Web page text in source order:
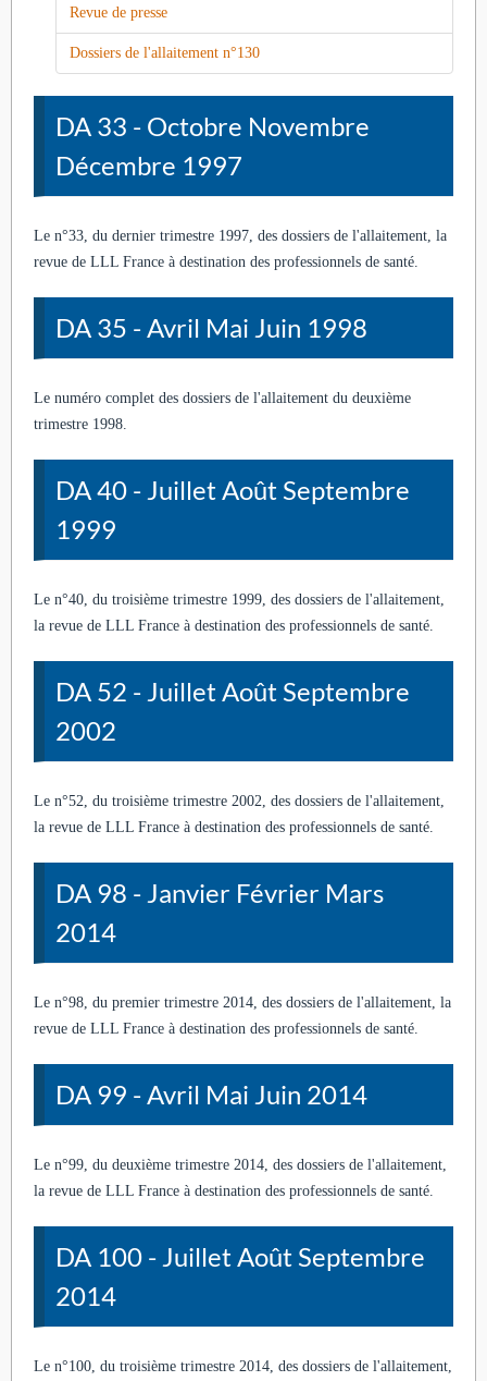
Revue de presse
Dossiers de l'allaitement n°130
DA 33 - Octobre Novembre
Décembre 1997
Le n°33, du dernier trimestre 1997, des dossiers de l'allaitement, la
revue de LLL France à destination des professionnels de santé.
DA 35 - Avril Mai Juin 1998
Le numéro complet des dossiers de l'allaitement du deuxième
trimestre 1998.
DA 40 - Juillet Août Septembre
1999
Le n°40, du troisième trimestre 1999, des dossiers de l'allaitement,
la revue de LLL France à destination des professionnels de santé.
DA 52 - Juillet Août Septembre
2002
Le n°52, du troisième trimestre 2002, des dossiers de l'allaitement,
la revue de LLL France à destination des professionnels de santé.
DA 98 - Janvier Février Mars
2014
Le n°98, du premier trimestre 2014, des dossiers de l'allaitement, la
revue de LLL France à destination des professionnels de santé.
DA 99 - Avril Mai Juin 2014
Le n°99, du deuxième trimestre 2014, des dossiers de l'allaitement,
la revue de LLL France à destination des professionnels de santé.
DA 100 - Juillet Août Septembre
2014
Le n°100, du troisième trimestre 2014, des dossiers de l'allaitement,